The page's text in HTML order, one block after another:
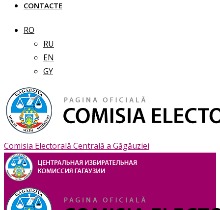
CONTACTE
RO
RU
EN
GY
Comisia Electorală Centrală a Găgăuziei